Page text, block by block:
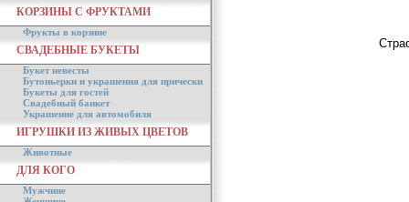
КОРЗИНЫ С ФРУКТАМИ
Фрукты в корзине
СВАДЕБНЫЕ БУКЕТЫ
Букет невесты
Бутоньерки и украшения для прически
Букеты для гостей
Свадебный банкет
Украшение для автомобиля
ИГРУШКИ ИЗ ЖИВЫХ ЦВЕТОВ
Животные
ДЛЯ КОГО
Мужчине